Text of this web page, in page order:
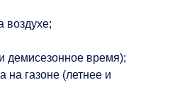
воздухе;
демисезонное время);
на газоне (летнее и